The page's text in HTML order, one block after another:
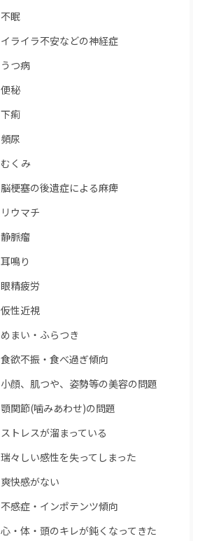
不眠
イライラ不安などの神経症
うつ病
便秘
下痢
頻尿
むくみ
脳梗塞の後遺症による麻痺
リウマチ
静脈瘤
耳鳴り
眼精疲労
仮性近視
めまい・ふらつき
食欲不振・食べ過ぎ傾向
小顔、肌つや、姿勢等の美容の問題
顎関節(噛みあわせ)の問題
ストレスが溜まっている
瑞々しい感性を失ってしまった
爽快感がない
不感症・インポテンツ傾向
心・体・頭のキレが鈍くなってきた